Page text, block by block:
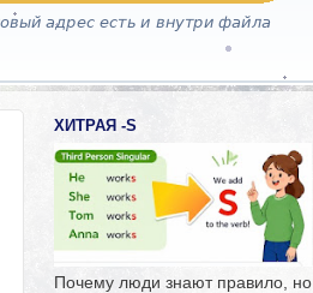
ХИТРАЯ -S
Почему люди знают правило, но